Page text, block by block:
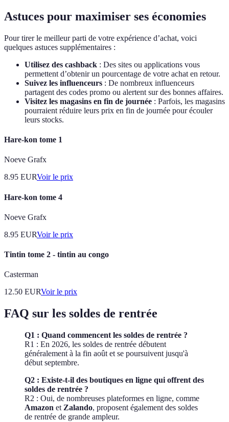
Astuces pour maximiser ses économies
Pour tirer le meilleur parti de votre expérience d’achat, voici
quelques astuces supplémentaires :
Utilisez des cashback : Des sites ou applications vous
permettent d’obtenir un pourcentage de votre achat en retour.
Suivez les influenceurs : De nombreux influenceurs
partagent des codes promo ou alertent sur des bonnes affaires.
Visitez les magasins en fin de journée : Parfois, les magasins
pourraient réduire leurs prix en fin de journée pour écouler
leurs stocks.
Hare-kon tome 1
Noeve Grafx
8.95 EURVoir le prix
Hare-kon tome 4
Noeve Grafx
8.95 EURVoir le prix
Tintin tome 2 - tintin au congo
Casterman
12.50 EURVoir le prix
FAQ sur les soldes de rentrée
Q1 : Quand commencent les soldes de rentrée ?
R1 : En 2026, les soldes de rentrée débutent
généralement à la fin août et se poursuivent jusqu'à
début septembre.
Q2 : Existe-t-il des boutiques en ligne qui offrent des
soldes de rentrée ?
R2 : Oui, de nombreuses plateformes en ligne, comme
Amazon et Zalando, proposent également des soldes
de rentrée de grande ampleur.